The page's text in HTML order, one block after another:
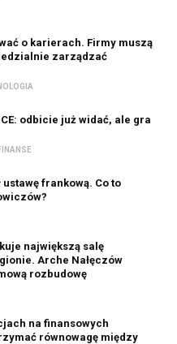
o karierach. Firmy muszą
zarządzać
odbicie już widać, ale gra
frankową. Co to
największą salę
Arche Nałęczów
rozbudowę
na finansowych
równowagę między